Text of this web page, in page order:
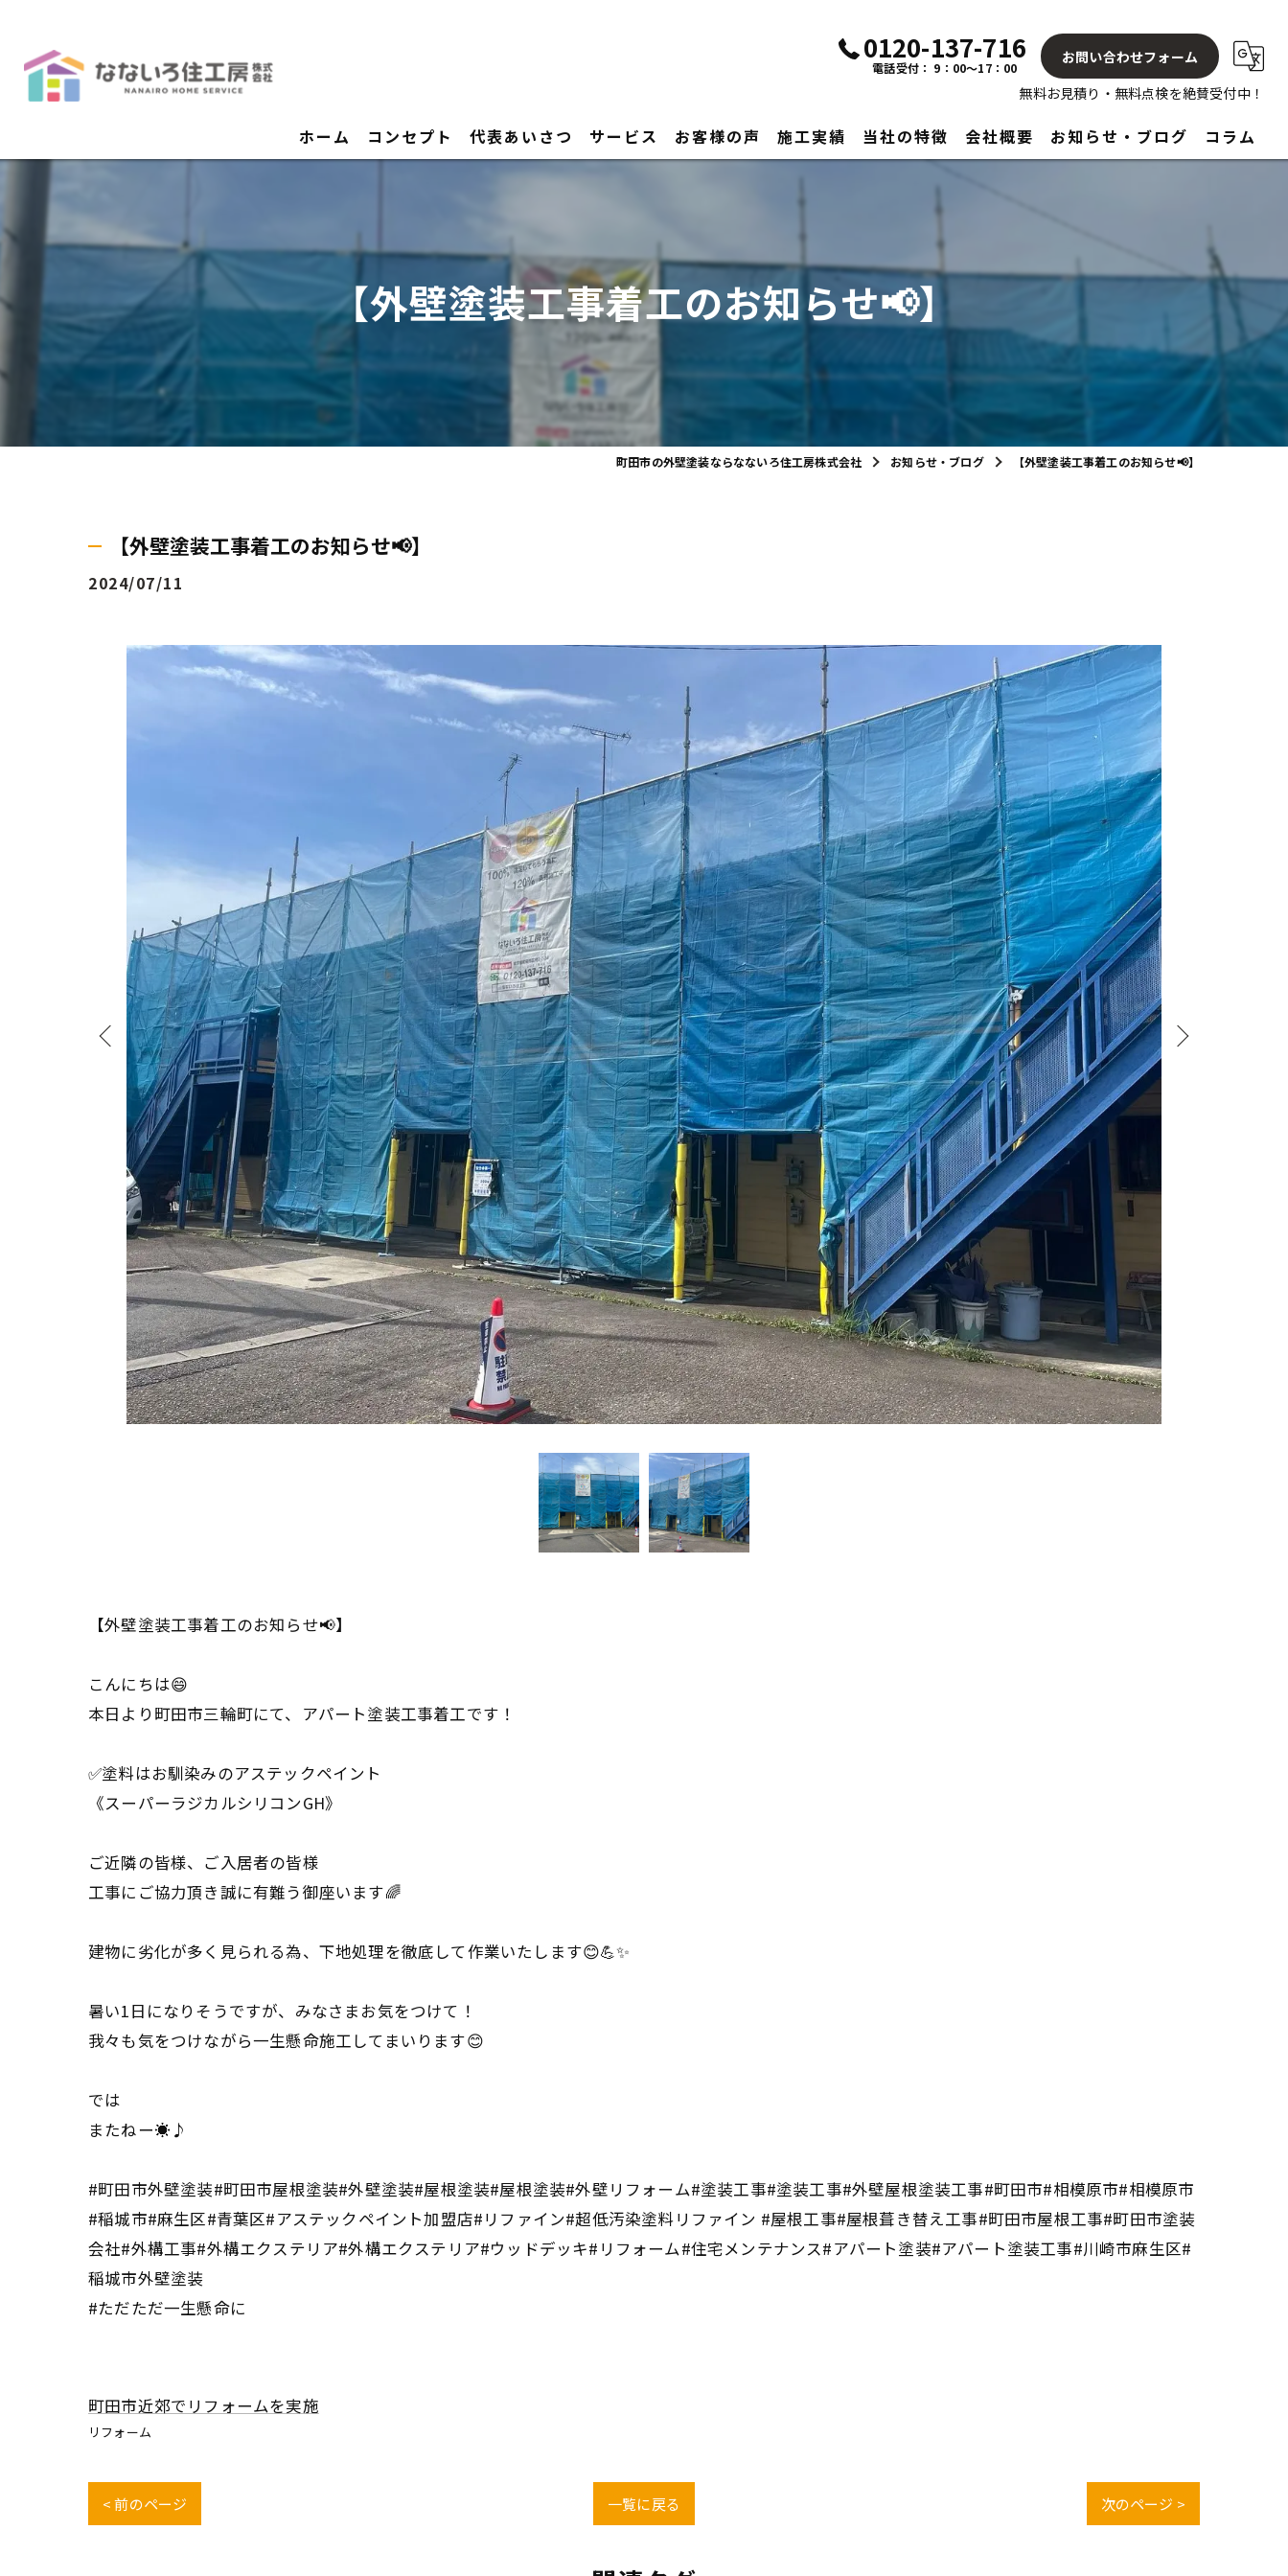
0120-137-716
電話受付： 9：00～17：00
お問い合わせフォーム
無料お見積り・無料点検を絶賛受付中！
ホーム コンセプト 代表あいさつ サービス お客様の声 施工実績 当社の特徴
見積もり
リフォーム
会社概要 お知らせ・ブログ コラム
【外壁塗装工事着工のお知らせ📢】
町田市の外壁塗装ならなないろ住工房株式会社 お知らせ・ブログ 【外壁塗装工事着工のお知らせ📢】
【外壁塗装工事着工のお知らせ📢】
2024/07/11
【外壁塗装工事着工のお知らせ📢】
こんにちは😄
本日より町田市三輪町にて、アパート塗装工事着工です！
✅塗料はお馴染みのアステックペイント
《スーパーラジカルシリコンGH》
ご近隣の皆様、ご入居者の皆様
工事にご協力頂き誠に有難う御座います🌈
建物に劣化が多く見られる為、下地処理を徹底して作業いたします😊💪✨
暑い1日になりそうですが、みなさまお気をつけて！
我々も気をつけながら一生懸命施工してまいります😊
では
またねー☀️♪
#町田市外壁塗装#町田市屋根塗装#外壁塗装#屋根塗装#屋根塗装#外壁リフォーム#塗装工事#塗装工事#外壁屋根塗装工事#町田市#相模原市#相模原市
#稲城市#麻生区#青葉区#アステックペイント加盟店#リファイン#超低汚染塗料リファイン #屋根工事#屋根葺き替え工事#町田市屋根工事#町田市塗装
会社#外構工事#外構エクステリア#外構エクステリア#ウッドデッキ#リフォーム#住宅メンテナンス#アパート塗装#アパート塗装工事#川崎市麻生区#
稲城市外壁塗装
#ただただ一生懸命に
町田市近郊でリフォームを実施
リフォーム
< 前のページ 一覧に戻る 次のページ >